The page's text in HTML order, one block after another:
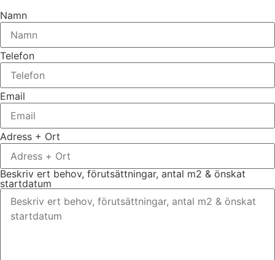
Namn
Telefon
Email
Adress + Ort
Beskriv ert behov, förutsättningar, antal m2 & önskat
startdatum